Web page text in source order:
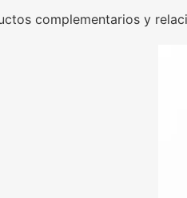
complementarios y